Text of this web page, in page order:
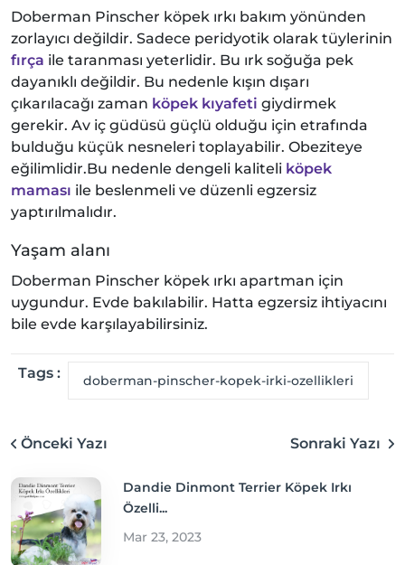
Doberman Pinscher köpek ırkı bakım yönünden
zorlayıcı değildir. Sadece peridyotik olarak tüylerinin
fırça ile taranması yeterlidir. Bu ırk soğuğa pek
dayanıklı değildir. Bu nedenle kışın dışarı
çıkarılacağı zaman köpek kıyafeti giydirmek
gerekir. Av iç güdüsü güçlü olduğu için etrafında
bulduğu küçük nesneleri toplayabilir. Obeziteye
eğilimlidir.Bu nedenle dengeli kaliteli köpek
maması ile beslenmeli ve düzenli egzersiz
yaptırılmalıdır.
Yaşam alanı
Doberman Pinscher köpek ırkı apartman için
uygundur. Evde bakılabilir. Hatta egzersiz ihtiyacını
bile evde karşılayabilirsiniz.
Tags : doberman-pinscher-kopek-irki-ozellikleri
Önceki Yazı Sonraki Yazı
Dandie Dinmont Terrier Köpek Irkı
Özelli...
Mar 23, 2023